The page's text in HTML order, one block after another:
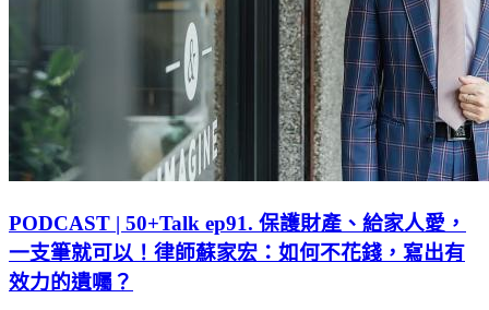
PODCAST | 50+Talk ep91. 保護財產、給家人愛，
一支筆就可以！律師蘇家宏：如何不花錢，寫出有
效力的遺囑？